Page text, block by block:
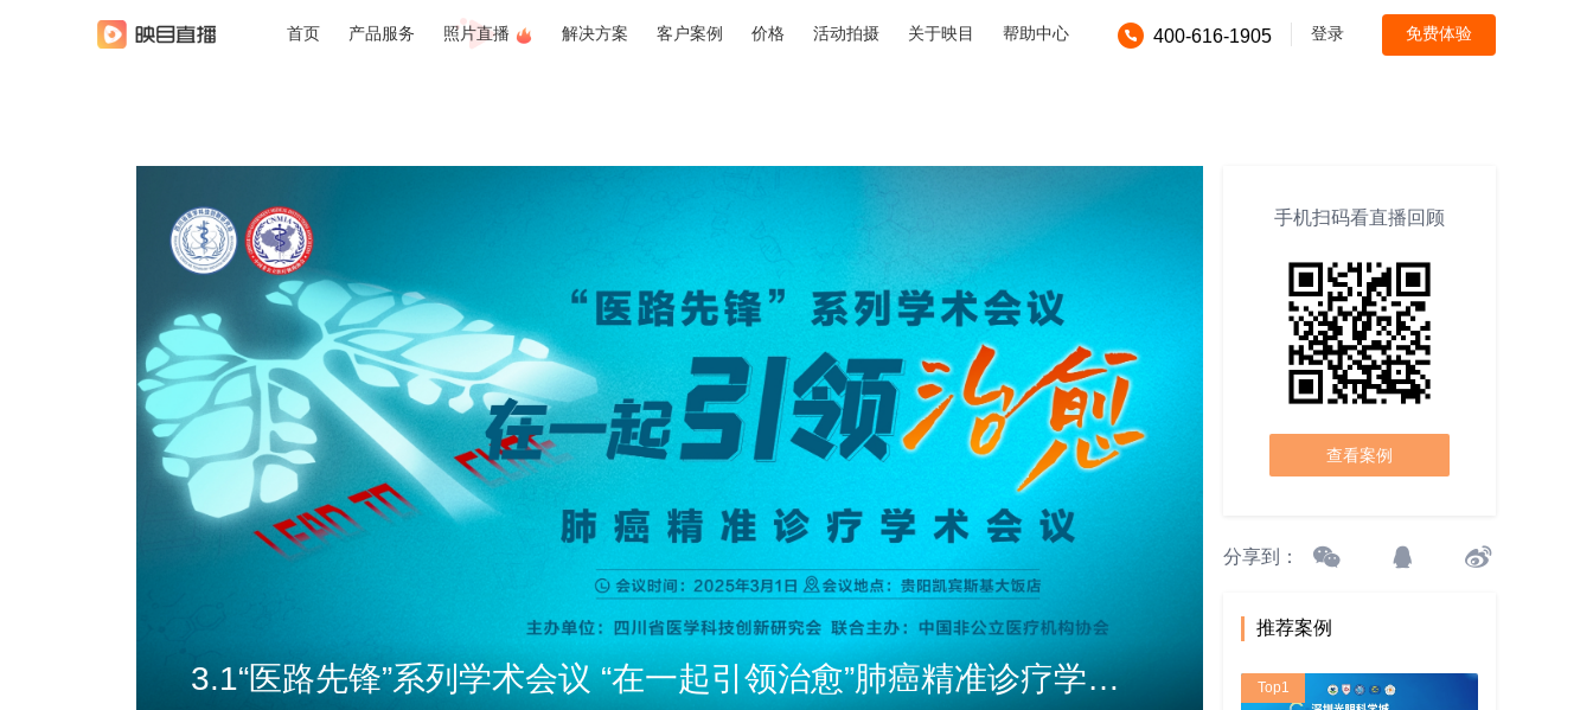
首页 产品服务 照片直播 解决方案 客户案例 价格 活动拍摄 关于映目 帮助中心 400-616-1905 登录 免费体验
3.1“医路先锋”系列学术会议 “在一起引领治愈”肺癌精准诊疗学术会议
手机扫码看直播回顾
查看案例
分享到：
推荐案例
Top1